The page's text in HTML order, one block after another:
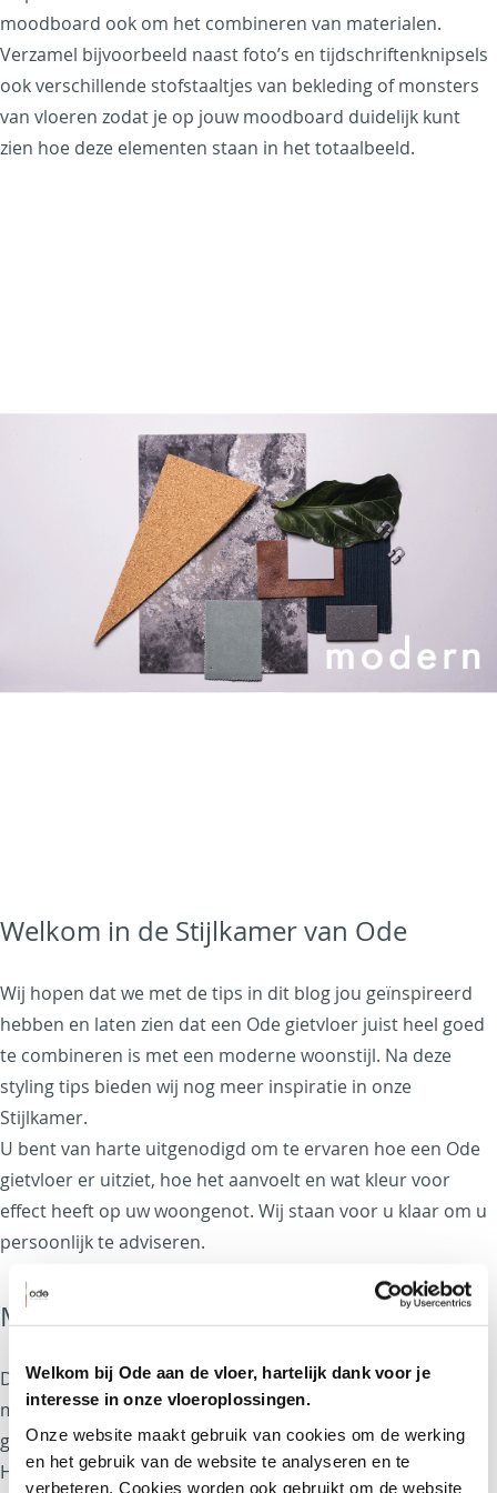
Welkom bij Ode aan de vloer, hartelijk dank voor je
interesse in onze vloeroplossingen.
Onze website maakt gebruik van cookies om de werking
en het gebruik van de website te analyseren en te
verbeteren. Cookies worden ook gebruikt om de website
moodboard ook om het combineren van materialen.
Verzamel bijvoorbeeld naast foto’s en tijdschriftenknipsels
ook verschillende stofstaaltjes van bekleding of monsters
van vloeren zodat je op jouw moodboard duidelijk kunt
zien hoe deze elementen staan in het totaalbeeld.
Welkom in de Stijlkamer van Ode
Wij hopen dat we met de tips in dit blog jou geïnspireerd
hebben en laten zien dat een Ode gietvloer juist heel goed
te combineren is met een moderne woonstijl. Na deze
styling tips bieden wij nog meer inspiratie in onze
Stijlkamer.
U bent van harte uitgenodigd om te ervaren hoe een Ode
gietvloer er uitziet, hoe het aanvoelt en wat kleur voor
effect heeft op uw woongenot. Wij staan voor u klaar om u
persoonlijk te adviseren.
Maak een afspraak
De Stijlkamer van Ode is op afspraak te bezoeken van
maandag tot en met vrijdag van 8.30 tot 17.00 uur. Wij zijn
gevestigd in het Bolidt Innovation Center, Noordeinde 2 in
Hendrik-Ido-Ambacht. Gratis parkeren kan op het